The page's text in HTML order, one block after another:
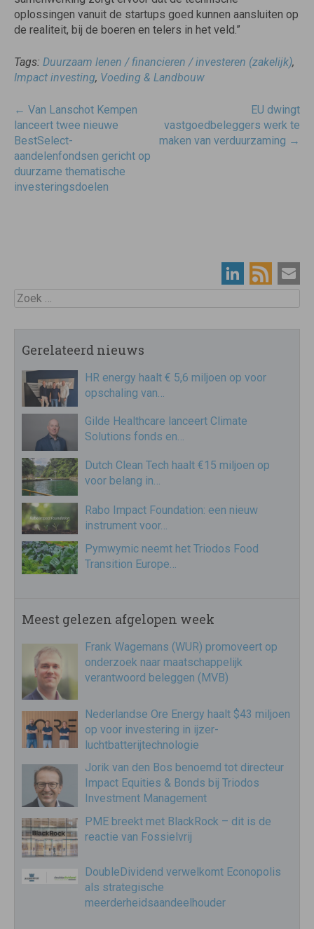
oplossingen vanuit de startups goed kunnen aansluiten op
de realiteit, bij de boeren en telers in het veld.”
Tags: Duurzaam lenen / financieren / investeren (zakelijk),
Impact investing, Voeding & Landbouw
Post
navigatie
← Van Lanschot Kempen
lanceert twee nieuwe
BestSelect-
aandelenfondsen gericht op
duurzame thematische
investeringsdoelen
EU dwingt
vastgoedbeleggers werk te
maken van verduurzaming →
Zoek
Gerelateerd nieuws
HR energy haalt € 5,6 miljoen op voor
opschaling van…
Gilde Healthcare lanceert Climate
Solutions fonds en…
Dutch Clean Tech haalt €15 miljoen op
voor belang in…
Rabo Impact Foundation: een nieuw
instrument voor…
Pymwymic neemt het Triodos Food
Transition Europe…
Meest gelezen afgelopen week
Frank Wagemans (WUR) promoveert op
onderzoek naar maatschappelijk
verantwoord beleggen (MVB)
Nederlandse Ore Energy haalt $43 miljoen
op voor investering in ijzer-
luchtbatterijtechnologie
Jorik van den Bos benoemd tot directeur
Impact Equities & Bonds bij Triodos
Investment Management
PME breekt met BlackRock – dit is de
reactie van Fossielvrij
DoubleDividend verwelkomt Econopolis
als strategische
meerderheidsaandeelhouder